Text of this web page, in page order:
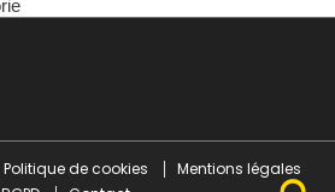
Politique de cookies
Mentions légales